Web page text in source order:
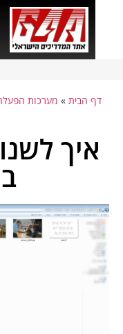
דף הבית»מערכות הפעלה»
איך